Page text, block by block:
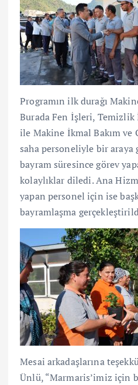
Programın ilk durağı
Burada Fen İşleri, Temizlik
ile Makine İkmal Bakım
saha personeliyle bir araya
bayram süresince görev
kolaylıklar diledi. Ana
yapan personel için ise
bayramlaşma
Mesai arkadaşlarına
Ünlü, “Marmaris’imiz için